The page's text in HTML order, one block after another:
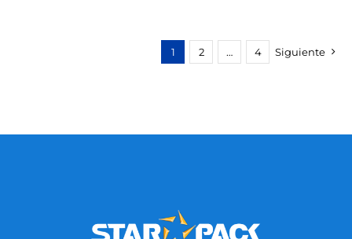
1 2 … 4 Siguiente